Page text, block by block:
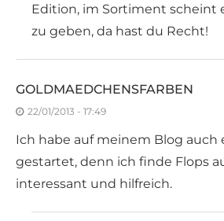
Edition, im Sortiment scheint
zu geben, da hast du Recht!
GOLDMAEDCHENSFARBEN
22/01/2013 - 17:49
Ich habe auf meinem Blog auch
gestartet, denn ich finde Flops
interessant und hilfreich.